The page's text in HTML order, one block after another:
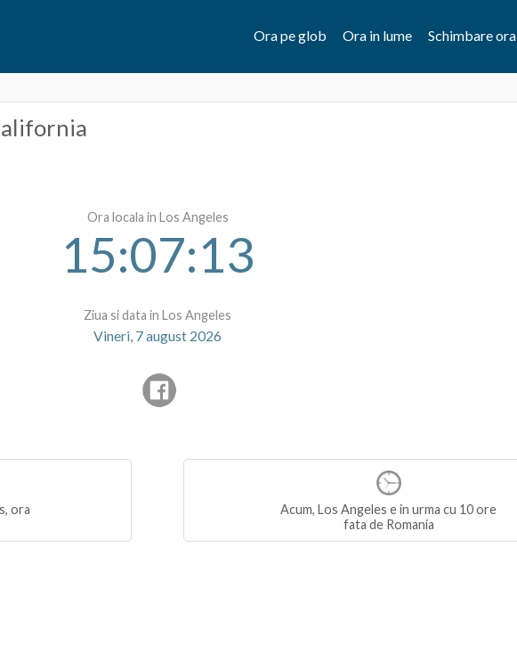
Ora pe glob Ora in lume Schimbare ora
Ora locala in Los Angeles
15:07:13
Ziua si data in Los Angeles
Vineri, 7 august 2026
ora
Acum, Los Angeles e in urma cu 10 ore
fata de Romania